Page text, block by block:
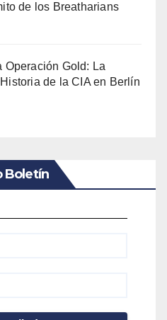
de los Breatharians
Operación Gold: La
de la CIA en Berlín
Boletín